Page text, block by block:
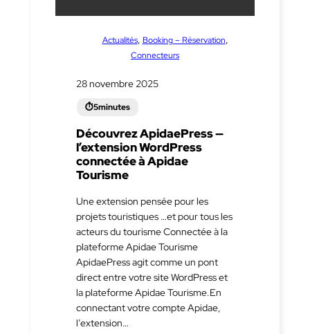
Actualités, Booking – Réservation
Connecteurs
28 novembre 2025
Découvrez ApidaePress —
l’extension WordPress
connectée à Apidae
Tourisme
Une extension pensée pour les
projets touristiques …et pour tous les
acteurs du tourisme Connectée à la
plateforme Apidae Tourisme
ApidaePress agit comme un pont
direct entre votre site WordPress et
la plateforme Apidae Tourisme.En
connectant votre compte Apidae,
l’extension…